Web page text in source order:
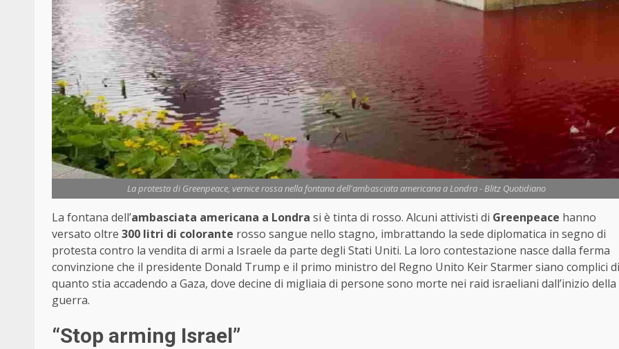
La protesta di Greenpeace, vernice rossa nella fontana dell'ambasciata americana a Londra - Blitz Quotidiano
La fontana dell’ambasciata americana a Londra si è tinta di rosso. Alcuni attivisti di Greenpeace hanno
versato oltre 300 litri di colorante rosso sangue nello stagno, imbrattando la sede diplomatica in segno di
protesta contro la vendita di armi a Israele da parte degli Stati Uniti. La loro contestazione nasce dalla ferma
convinzione che il presidente Donald Trump e il primo ministro del Regno Unito Keir Starmer siano complici di
quanto stia accadendo a Gaza, dove decine di migliaia di persone sono morte nei raid israeliani dall’inizio della
guerra.
“Stop arming Israel”